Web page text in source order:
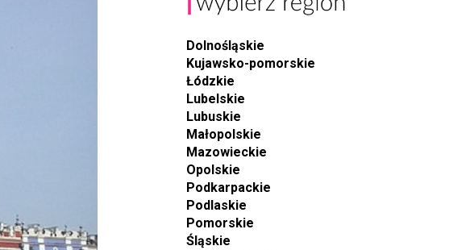
Dolnośląskie
Kujawsko-pomorskie
Łódzkie
Lubelskie
Lubuskie
Małopolskie
Mazowieckie
Opolskie
Podkarpackie
Podlaskie
Pomorskie
Śląskie